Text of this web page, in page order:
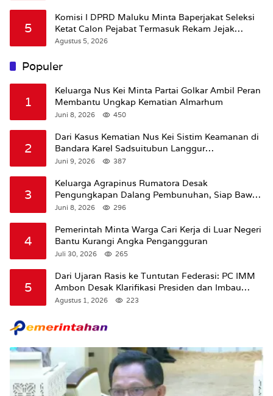
5
Komisi I DPRD Maluku Minta Baperjakat Seleksi
Ketat Calon Pejabat Termasuk Rekam Jejak
Hukum
Agustus 5, 2026
Populer
1
Keluarga Nus Kei Minta Partai Golkar Ambil Peran
Membantu Ungkap Kematian Almarhum
Juni 8, 2026 450
2
Dari Kasus Kematian Nus Kei Sistim Keamanan di
Bandara Karel Sadsuitubun Langgur
Dipertanyakan
Juni 9, 2026 387
3
Keluarga Agrapinus Rumatora Desak
Pengungkapan Dalang Pembunuhan, Siap Bawa
Kasus ke Komisi III DPR RI
Juni 8, 2026 296
4
Pemerintah Minta Warga Cari Kerja di Luar Negeri
Bantu Kurangi Angka Pengangguran
Juli 30, 2026 265
5
Dari Ujaran Rasis ke Tuntutan Federasi: PC IMM
Ambon Desak Klarifikasi Presiden dan Imbau
Tunda Pengibaran Bendera Merah Putih Di
Agustus 1, 2026 223